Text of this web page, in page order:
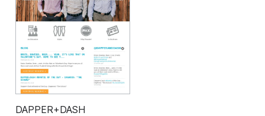
DAPPER+DASH